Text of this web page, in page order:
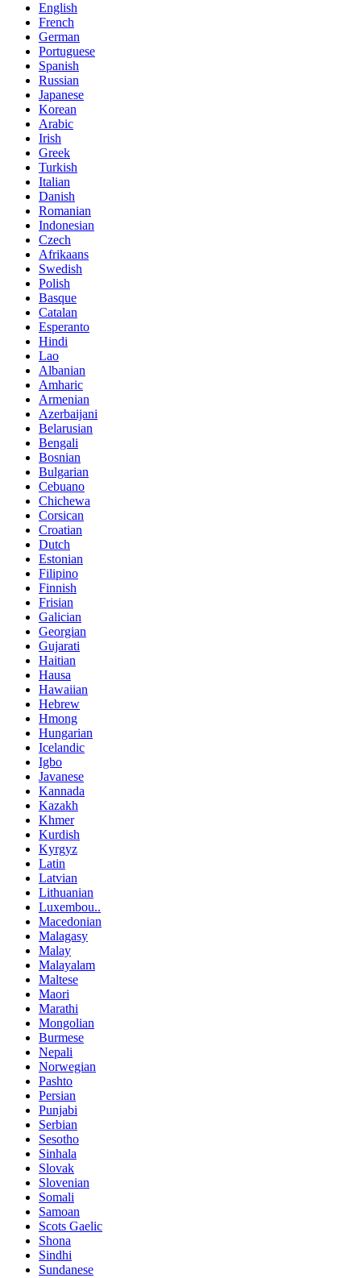
English
French
German
Portuguese
Spanish
Russian
Japanese
Korean
Arabic
Irish
Greek
Turkish
Italian
Danish
Romanian
Indonesian
Czech
Afrikaans
Swedish
Polish
Basque
Catalan
Esperanto
Hindi
Lao
Albanian
Amharic
Armenian
Azerbaijani
Belarusian
Bengali
Bosnian
Bulgarian
Cebuano
Chichewa
Corsican
Croatian
Dutch
Estonian
Filipino
Finnish
Frisian
Galician
Georgian
Gujarati
Haitian
Hausa
Hawaiian
Hebrew
Hmong
Hungarian
Icelandic
Igbo
Javanese
Kannada
Kazakh
Khmer
Kurdish
Kyrgyz
Latin
Latvian
Lithuanian
Luxembou..
Macedonian
Malagasy
Malay
Malayalam
Maltese
Maori
Marathi
Mongolian
Burmese
Nepali
Norwegian
Pashto
Persian
Punjabi
Serbian
Sesotho
Sinhala
Slovak
Slovenian
Somali
Samoan
Scots Gaelic
Shona
Sindhi
Sundanese